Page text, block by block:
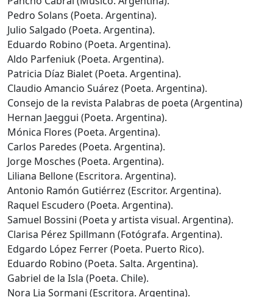
Pedro Solans (Poeta. Argentina).
Julio Salgado (Poeta. Argentina).
Eduardo Robino (Poeta. Argentina).
Aldo Parfeniuk (Poeta. Argentina).
Patricia Díaz Bialet (Poeta. Argentina).
Claudio Amancio Suárez (Poeta. Argentina).
Consejo de la revista Palabras de poeta (Argentina)
Hernan Jaeggui (Poeta. Argentina).
Mónica Flores (Poeta. Argentina).
Carlos Paredes (Poeta. Argentina).
Jorge Mosches (Poeta. Argentina).
Liliana Bellone (Escritora. Argentina).
Antonio Ramón Gutiérrez (Escritor. Argentina).
Raquel Escudero (Poeta. Argentina).
Samuel Bossini (Poeta y artista visual. Argentina).
Clarisa Pérez Spillmann (Fotógrafa. Argentina).
Edgardo López Ferrer (Poeta. Puerto Rico).
Eduardo Robino (Poeta. Salta. Argentina).
Gabriel de la Isla (Poeta. Chile).
Nora Lia Sormani (Escritora. Argentina).